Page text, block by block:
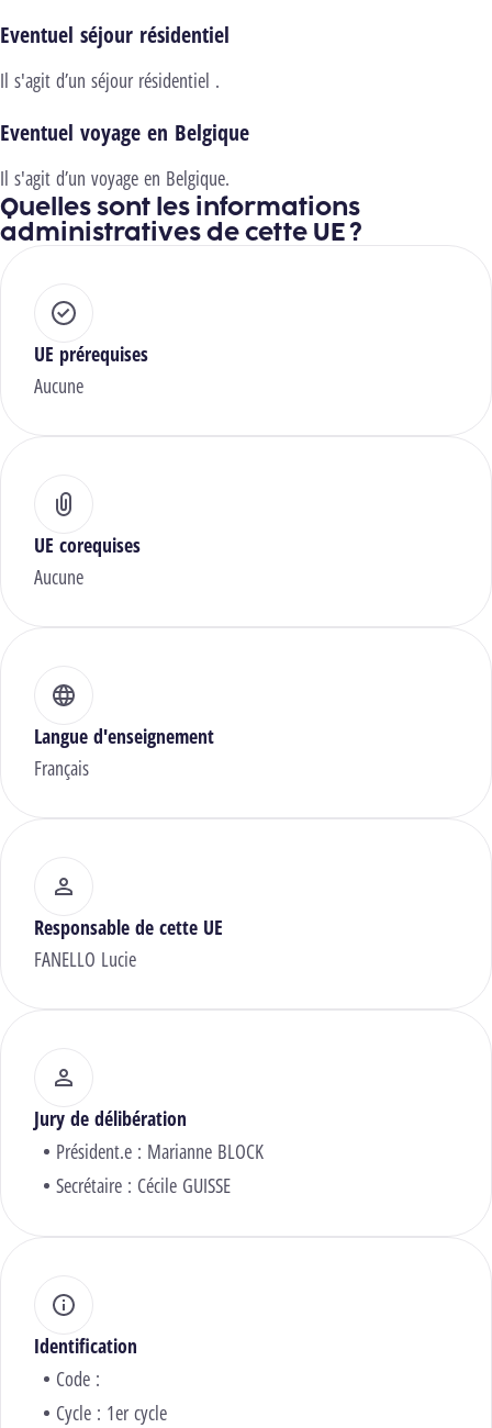
Eventuel séjour résidentiel
Il s'agit d’un séjour résidentiel .
Eventuel voyage en Belgique
Il s'agit d’un voyage en Belgique.
Quelles sont les informations
administratives de cette UE ?
UE prérequises
Aucune
UE corequises
Aucune
Langue d'enseignement
Français
Responsable de cette UE
FANELLO Lucie
Jury de délibération
Président.e : Marianne BLOCK
Secrétaire : Cécile GUISSE
Identification
Code :
Cycle : 1er cycle